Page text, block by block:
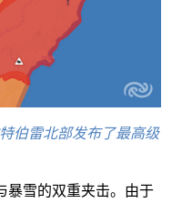
伯雷北部发布了最高级
暴雪的双重夹击。由于